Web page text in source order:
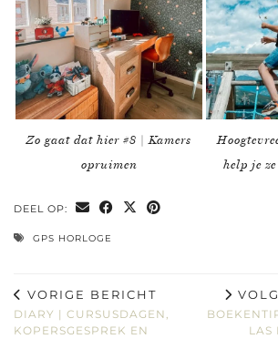
Zo gaat dat hier #8 | Kamers
opruimen
help je
DEEL OP:
GPS HORLOGE
VORIGE BERICHT
DIARY | CURSUSDAGEN,
KOPERSGESPREK EN
LAS